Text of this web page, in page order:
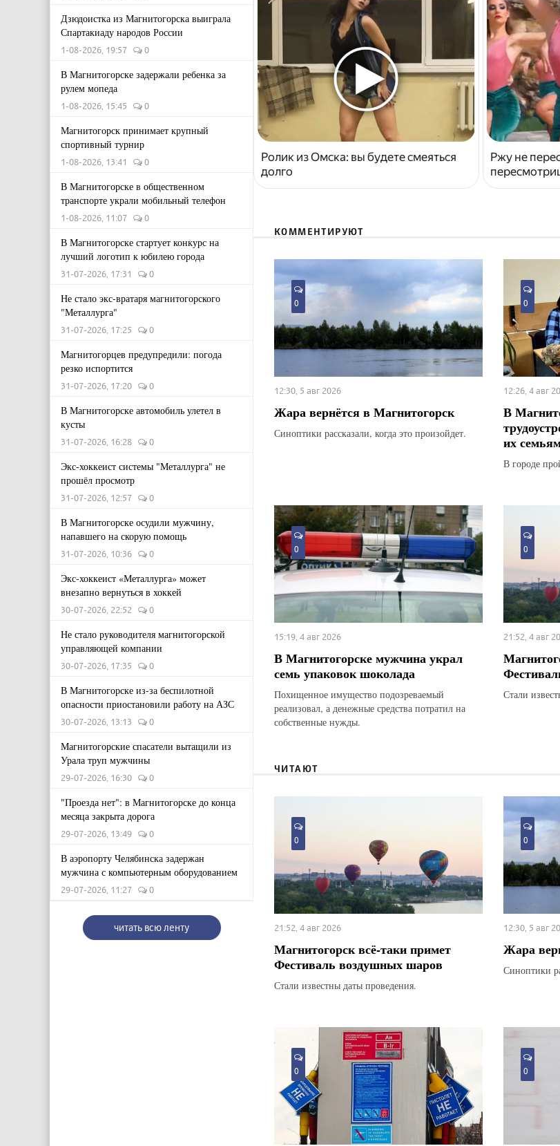
Дзюдоистка из Магнитогорска выиграла
Спартакиаду народов России
1-08-2026, 19:57 0
В Магнитогорске задержали ребенка за
рулем мопеда
1-08-2026, 15:45 0
Магнитогорск принимает крупный
спортивный турнир
1-08-2026, 13:41 0
В Магнитогорске в общественном
транспорте украли мобильный телефон
1-08-2026, 11:07 0
В Магнитогорске стартует конкурс на
лучший логотип к юбилею города
31-07-2026, 17:31 0
Не стало экс-вратаря магнитогорского
"Металлурга"
31-07-2026, 17:25 0
Магнитогорцев предупредили: погода
резко испортится
31-07-2026, 17:20 0
В Магнитогорске автомобиль улетел в
кусты
31-07-2026, 16:28 0
Экс-хоккеист системы "Металлурга" не
прошёл просмотр
31-07-2026, 12:57 0
В Магнитогорске осудили мужчину,
напавшего на скорую помощь
31-07-2026, 10:36 0
Экс-хоккеист «Металлурга» может
внезапно вернуться в хоккей
30-07-2026, 22:52 0
Не стало руководителя магнитогорской
управляющей компании
30-07-2026, 17:35 0
В Магнитогорске из-за беспилотной
опасности приостановили работу на АЗС
30-07-2026, 13:13 0
Магнитогорские спасатели вытащили из
Урала труп мужчины
29-07-2026, 16:30 0
"Проезда нет": в Магнитогорске до конца
месяца закрыта дорога
29-07-2026, 13:49 0
В аэропорту Челябинска задержан
мужчина с компьютерным оборудованием
29-07-2026, 11:27 0
читать всю ленту
Ролик из Омска: вы будете смеяться
долго
Ржу не
КОММЕНТИРУЮТ
0
12:30, 5 авг 2026
Жара вернётся в Магнитогорск
Синоптики рассказали, когда это произойдет.
0
12:26, 4 авг
В
их
В городе
0
15:19, 4 авг 2026
В Магнитогорске мужчина украл
семь упаковок шоколада
Похищенное имущество подозреваемый
реализовал, а денежные средства потратил на
собственные нужды.
0
21:52, 4 авг
Стали
ЧИТАЮТ
0
21:52, 4 авг 2026
Магнитогорск всё-таки примет
Фестиваль воздушных шаров
Стали известны даты проведения.
0
12:30, 5 авг
Жара
Синоптики
0 0